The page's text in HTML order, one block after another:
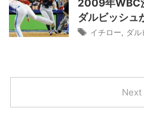
2009年WBC
ダルビッシュ
イチロー ダル
Next